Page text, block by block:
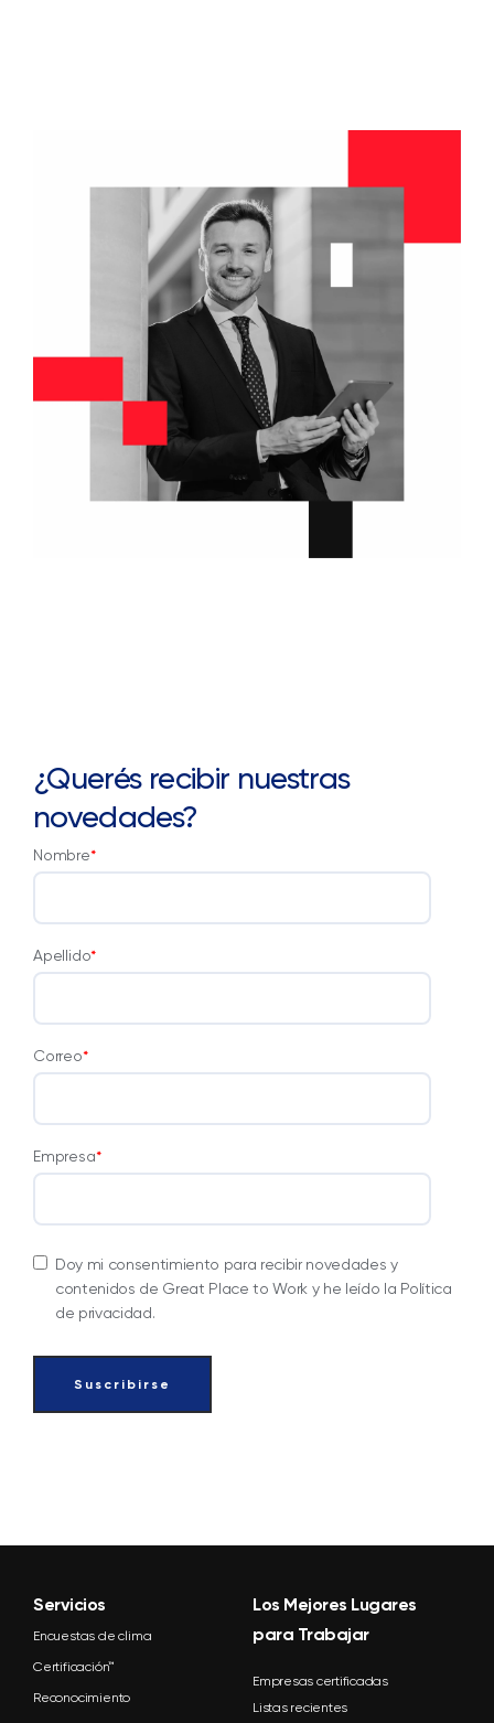
¿Querés recibir nuestras
novedades?
Nombre*
Apellido*
Correo*
Empresa*
Doy mi consentimiento para recibir novedades y
contenidos de Great Place to Work y he leído la Política
de privacidad.
Servicios
Encuestas de clima
Certificación™
Reconocimiento
Los Mejores Lugares
para Trabajar
Empresas certificadas
Listas recientes